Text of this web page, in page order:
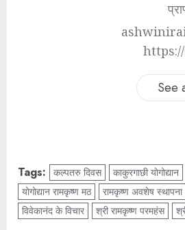
See
Tags: कल्पतरु दिवस काकुरगाछी योगोद्यान
योगोद्यान रामकृष्ण मठ
रामकृष्ण अवशेष स्थापना
विवेकानंद के विचार
श्री रामकृष्ण परमहंस